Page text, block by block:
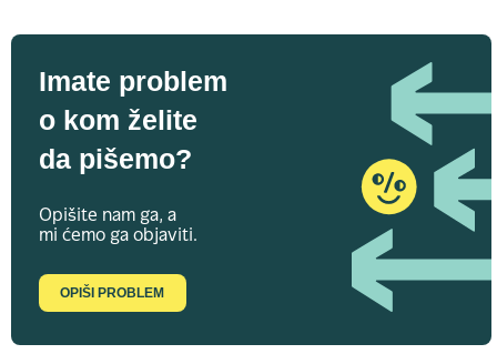
Imate problem
o kom želite
da pišemo?
Opišite nam ga, a
mi ćemo ga objaviti.
OPIŠI PROBLEM